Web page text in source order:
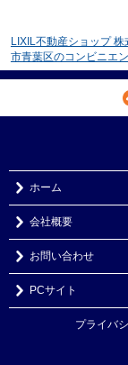
LIXIL不動産ショップ
市青葉区のコンビニエ
ホーム
会社概要
お問い合わせ
PCサイト
プライバ